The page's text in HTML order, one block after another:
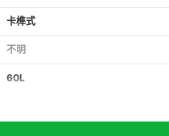
卡榫式
不明
60L